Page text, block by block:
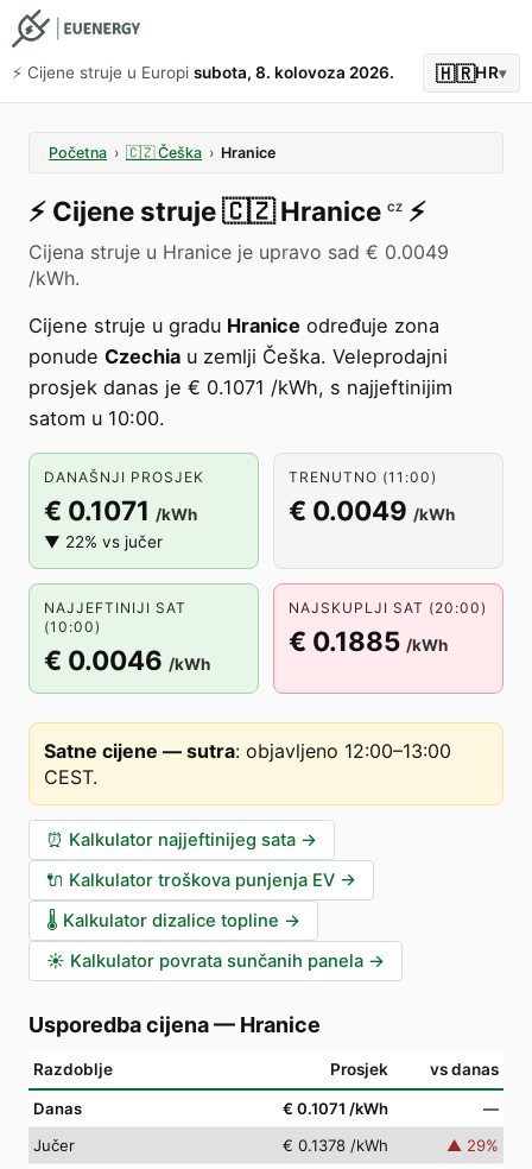
⚡️ Cijene struje u Europi subota, 8. kolovoza 2026. 🇭🇷HR▾
Početna › 🇨🇿 Češka › Hranice
⚡️ Cijene struje🇨🇿 Hranice CZ ⚡️
Cijena struje u Hranice je upravo sad € 0.0049
/kWh.
Cijene struje u gradu Hranice određuje zona
ponude Czechia u zemlji Češka. Veleprodajni
prosjek danas je € 0.1071 /kWh, s najjeftinijim
satom u 10:00.
DANAŠNJI PROSJEK
€ 0.1071 /kWh
▼ 22% vs jučer
TRENUTNO (11:00)
€ 0.0049 /kWh
NAJJEFTINIJI SAT
(10:00)
€ 0.0046 /kWh
NAJSKUPLJI SAT (20:00)
€ 0.1885 /kWh
Satne cijene — sutra: objavljeno 12:00–13:00
CEST.
⏰ Kalkulator najjeftinijeg sata →
🔌 Kalkulator troškova punjenja EV →
🌡️ Kalkulator dizalice topline →
☀️ Kalkulator povrata sunčanih panela →
Usporedba cijena— Hranice
Razdoblje Prosjek vs danas
Danas € 0.1071 /kWh
—
Jučer
€ 0.1378 /kWh ▲ 29%